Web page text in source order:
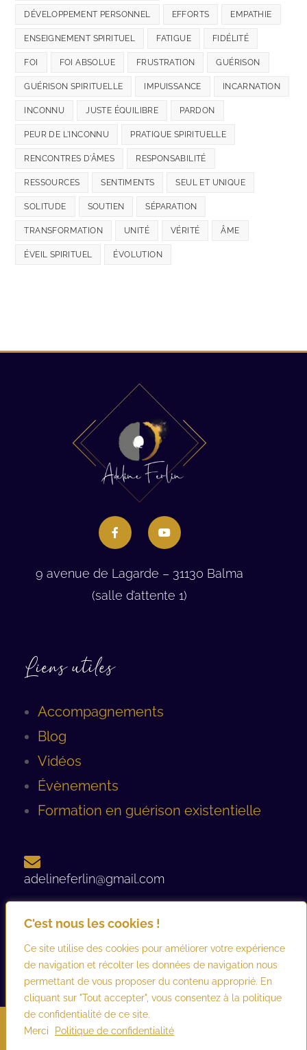
C'est nous les cookies !
Ce site utilise des cookies pour améliorer votre expérience
de navigation et récolter les données de navigation nous
permettant de vous proposer du contenu approprié. En
cliquant sur "Tout accepter", vous consentez à la politique
de confidentialité de ce site.
Merci
Politique de confidentialité
DÉVELOPPEMENT PERSONNEL EFFORTS EMPATHIE
ENSEIGNEMENT SPIRITUEL FATIGUE FIDÉLITÉ
FOI FOI ABSOLUE FRUSTRATION GUÉRISON
GUÉRISON SPIRITUELLE IMPUISSANCE INCARNATION
INCONNU JUSTE ÉQUILIBRE PARDON
PEUR DE L'INCONNU PRATIQUE SPIRITUELLE
RENCONTRES D'ÂMES RESPONSABILITÉ
RESSOURCES SENTIMENTS SEUL ET UNIQUE
SOLITUDE SOUTIEN SÉPARATION
TRANSFORMATION UNITÉ VÉRITÉ ÂME
ÉVEIL SPIRITUEL ÉVOLUTION
9 avenue de Lagarde – 31130 Balma
(salle d’attente 1)
Liens utiles
Accompagnements
Blog
Vidéos
Évènements
Formation en guérison existentielle
adelineferlin@gmail.com
Conditions générales d’utilisation et de vente